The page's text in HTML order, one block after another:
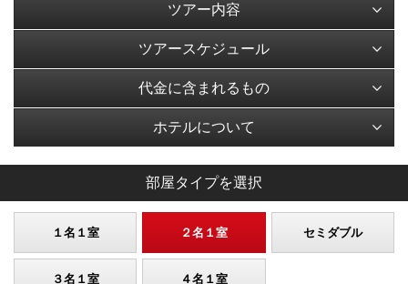
ツアー内容
ツアースケジュール
代金に含まれるもの
ホテルについて
部屋タイプを選択
１名１室 ２名１室 セミダブル
３名１室 ４名１室